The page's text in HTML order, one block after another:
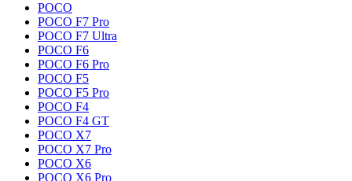
POCO
POCO F7 Pro
POCO F7 Ultra
POCO F6
POCO F6 Pro
POCO F5
POCO F5 Pro
POCO F4
POCO F4 GT
POCO X7
POCO X7 Pro
POCO X6
POCO X6 Pro